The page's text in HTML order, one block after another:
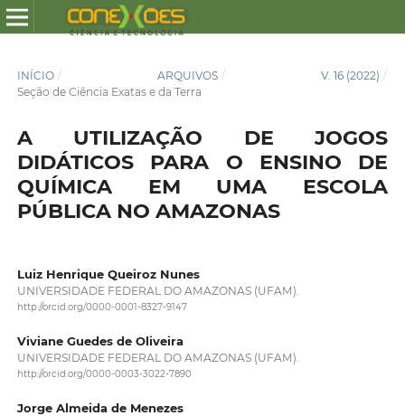
INÍCIO / ARQUIVOS / V. 16 (2022) /
Seção de Ciência Exatas e da Terra
A UTILIZAÇÃO DE JOGOS
DIDÁTICOS PARA O ENSINO DE
QUÍMICA EM UMA ESCOLA
PÚBLICA NO AMAZONAS
Luiz Henrique Queiroz Nunes
UNIVERSIDADE FEDERAL DO AMAZONAS (UFAM).
http://orcid.org/0000-0001-8327-9147
Viviane Guedes de Oliveira
UNIVERSIDADE FEDERAL DO AMAZONAS (UFAM).
http://orcid.org/0000-0003-3022-7890
Jorge Almeida de Menezes